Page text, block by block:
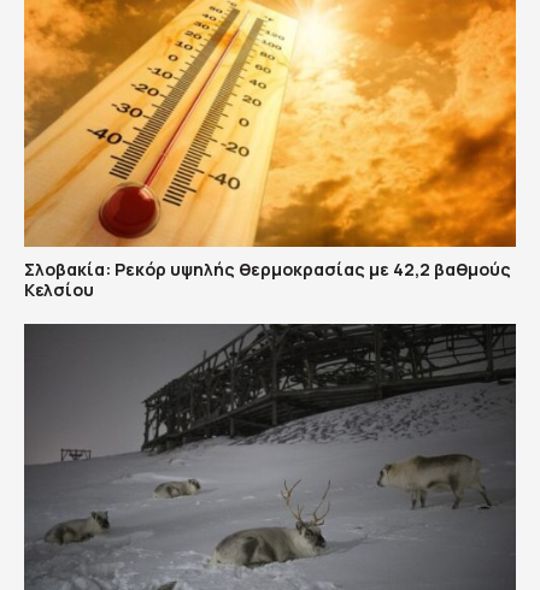
Σλοβακία: Ρεκόρ υψηλής θερμοκρασίας με 42,2 βαθμούς
Κελσίου